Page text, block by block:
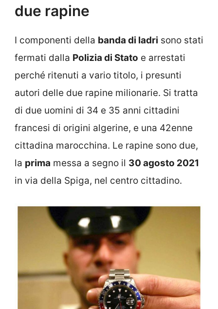
due rapine
I componenti della banda di ladri sono stati
fermati dalla Polizia di Stato e arrestati
perché ritenuti a vario titolo, i presunti
autori delle due rapine milionarie. Si tratta
di due uomini di 34 e 35 anni cittadini
francesi di origini algerine, e una 42enne
cittadina marocchina. Le rapine sono due,
la prima messa a segno il 30 agosto 2021
in via della Spiga, nel centro cittadino.